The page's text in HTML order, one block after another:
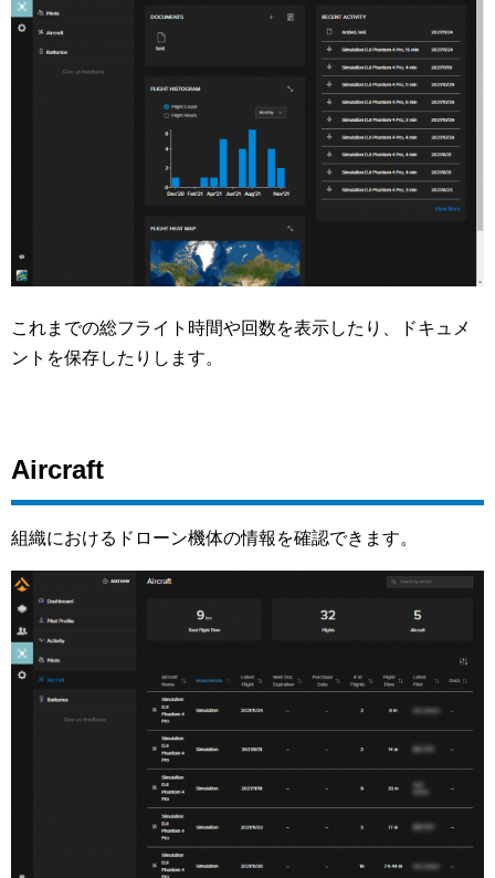
これまでの総フライト時間や回数を表示したり、ドキュメ
ントを保存したりします。
Aircraft
組織におけるドローン機体の情報を確認できます。